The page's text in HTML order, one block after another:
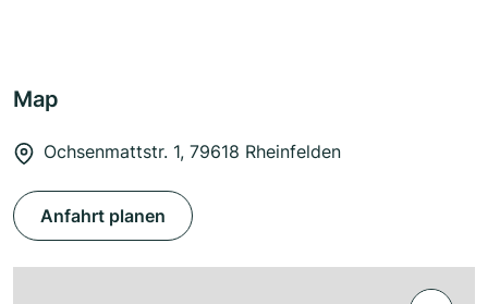
Map
Ochsenmattstr. 1, 79618 Rheinfelden
Anfahrt planen